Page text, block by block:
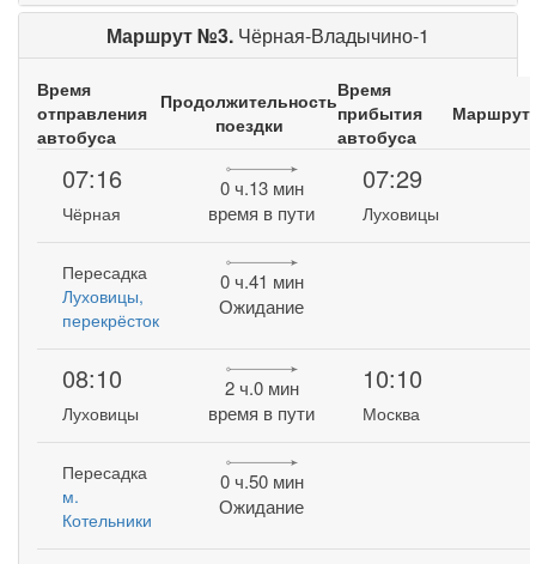
Маршрут №3. Чёрная-Владычино-1
Время
отправления
автобуса
Продолжительность
поездки
Время
прибытия
автобуса
Маршрут
07:16
Чёрная
0 ч.13 мин
время в пути
07:29
Луховицы
Пересадка
Луховицы,
перекрёсток
0 ч.41 мин
Ожидание
08:10
Луховицы
2 ч.0 мин
время в пути
10:10
Москва
Пересадка
м.
Котельники
0 ч.50 мин
Ожидание